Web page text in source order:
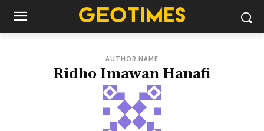
AUTHOR NAME
Ridho Imawan Hanafi